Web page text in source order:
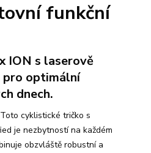
funkční
ION s laserově
optimální
dnech.
cyklistické tričko s
je nezbytností na každém
obzvláště robustní a